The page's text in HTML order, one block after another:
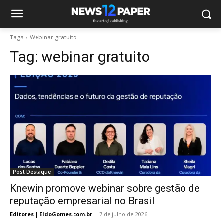
Tags Webinar gratuito
Tag: webinar gratuito
Post Destaque
Knewin promove webinar sobre gestão de
reputação empresarial no Brasil
Editores | EldoGomes.com.br - 7 de julho de 2026